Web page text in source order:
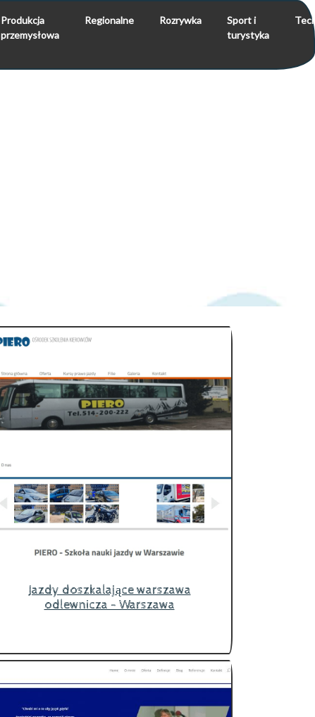
Produkcja
przemysłowa
Regionalne Rozrywka
Sport i
turystyka
Jazdy doszkalające warszawa
odlewnicza - Warszawa